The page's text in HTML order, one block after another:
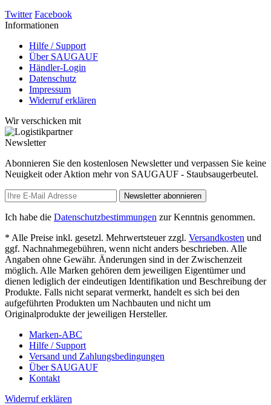
Twitter Facebook
Informationen
Hilfe / Support
Über SAUGAUF
Händler-Login
Datenschutz
Impressum
Widerruf erklären
Wir verschicken mit
Newsletter
Abonnieren Sie den kostenlosen Newsletter und verpassen Sie keine
Neuigkeit oder Aktion mehr von SAUGAUF - Staubsaugerbeutel.
Newsletter abonnieren
Ich habe die Datenschutzbestimmungen zur Kenntnis genommen.
* Alle Preise inkl. gesetzl. Mehrwertsteuer zzgl. Versandkosten und
ggf. Nachnahmegebühren, wenn nicht anders beschrieben. Alle
Angaben ohne Gewähr. Änderungen sind in der Zwischenzeit
möglich. Alle Marken gehören dem jeweiligen Eigentümer und
dienen lediglich der eindeutigen Identifikation und Beschreibung der
Produkte. Falls nicht separat vermerkt, handelt es sich bei den
aufgeführten Produkten um Nachbauten und nicht um
Originalprodukte der jeweiligen Hersteller.
Marken-ABC
Hilfe / Support
Versand und Zahlungsbedingungen
Über SAUGAUF
Kontakt
Widerruf erklären